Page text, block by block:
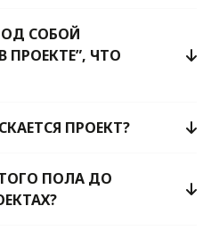
СОБОЙ
ПРОЕКТЕ”, ЧТО
ПРОЕКТ?
ПОЛА ДО